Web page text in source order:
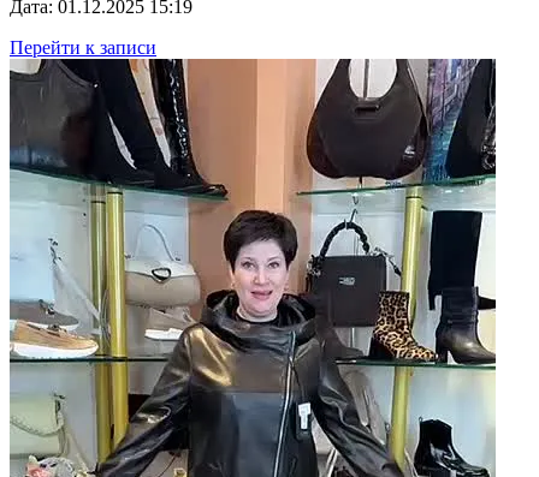
Дата: 01.12.2025 15:19
Перейти к записи